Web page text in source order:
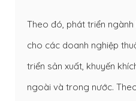
Theo đó, phát triển
cho các doanh nghiệp
triển sản xuất, khuyến
ngoài và trong nước.